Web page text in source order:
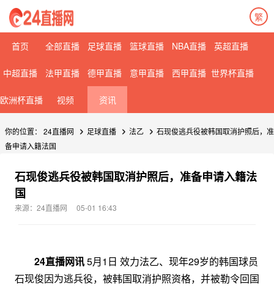
繁
首页 全部直播 足球直播 篮球直播 NBA直播 英超直播
中超直播 法甲直播 德甲直播 意甲直播 西甲直播 世界杯直播
欧洲杯直播 视频 资讯
你的位置： 24直播网 足球直播 法乙
石现俊逃兵役被韩国取消护照后，准
备申请入籍法国
石现俊逃兵役被韩国取消护照后，准备申请入籍法
国
来源：24直播网 05-01 16:43
24直播网讯5月1日 效力法乙、现年29岁的韩国球员
石现俊因为逃兵役，被韩国取消护照资格，并被勒令回国